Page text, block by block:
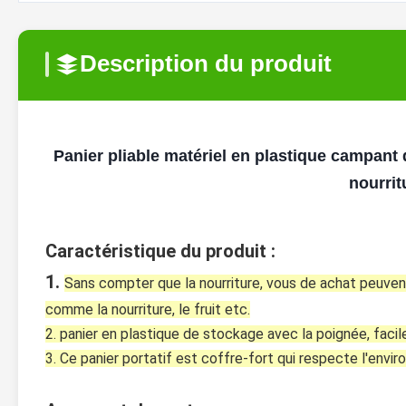
Description du produit
Panier pliable matériel en plastique
Caractéristique du produit :
1. Sans compter que la nourriture, vous de achat
comme la nourriture, le fruit etc.
2. panier en plastique de stockage avec la poignée,
3. Ce panier portatif est coffre-fort qui respecte